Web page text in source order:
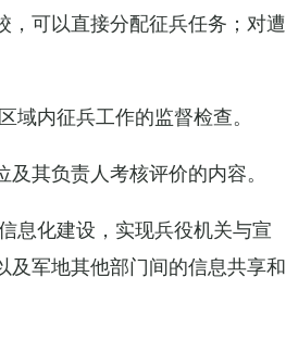
可以直接分配征兵任务；对遭
内征兵工作的监督检查。
其负责人考核评价的内容。
息化建设，实现兵役机关与宣
军地其他部门间的信息共享和